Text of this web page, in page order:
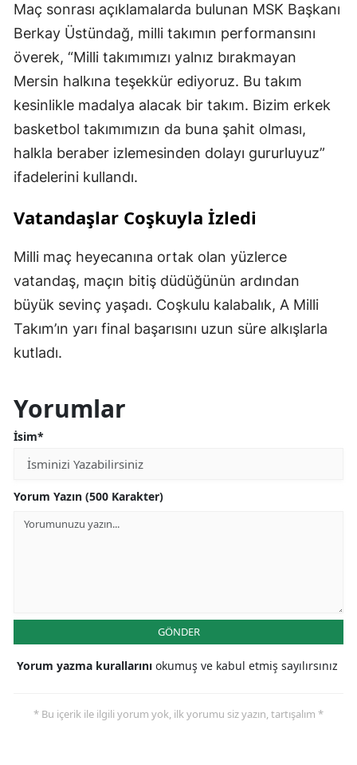
Maç sonrası açıklamalarda bulunan MSK Başkanı
Berkay Üstündağ, milli takımın performansını
överek, “Milli takımımızı yalnız bırakmayan
Mersin halkına teşekkür ediyoruz. Bu takım
kesinlikle madalya alacak bir takım. Bizim erkek
basketbol takımımızın da buna şahit olması,
halkla beraber izlemesinden dolayı gururluyuz”
ifadelerini kullandı.
Vatandaşlar Coşkuyla İzledi
Milli maç heyecanına ortak olan yüzlerce
vatandaş, maçın bitiş düdüğünün ardından
büyük sevinç yaşadı. Coşkulu kalabalık, A Milli
Takım’ın yarı final başarısını uzun süre alkışlarla
kutladı.
Yorumlar
İsim*
Yorum Yazın (500 Karakter)
GÖNDER
Yorum yazma kurallarını okumuş ve kabul etmiş sayılırsınız
* Bu içerik ile ilgili yorum yok, ilk yorumu siz yazın, tartışalım *